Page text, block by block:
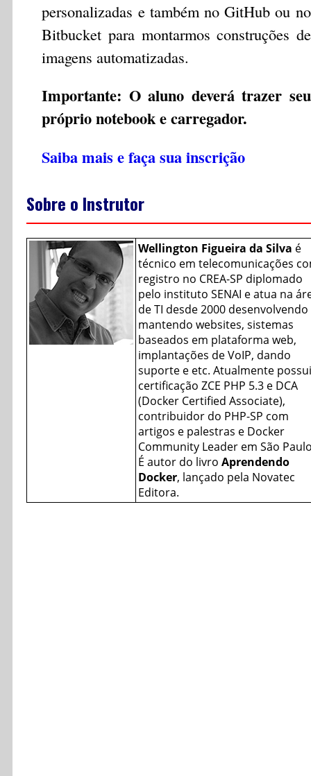
personalizadas e também no GitHub ou no
Bitbucket para montarmos construções de
imagens automatizadas.
Importante: O aluno deverá trazer seu
próprio notebook e carregador.
Saiba mais e faça sua inscrição
Sobre o Instrutor
Wellington Figueira da Silva é
técnico em telecomunicações
registro no CREA-SP diplomado
pelo instituto SENAI e atua na
de TI desde 2000 desenvolvendo
mantendo websites, sistemas
baseados em plataforma web,
implantações de VoIP, dando
suporte e etc. Atualmente possui
certificação ZCE PHP 5.3 e DCA
(Docker Certified Associate),
contribuidor do PHP-SP com
artigos e palestras e Docker
Community Leader em São
É autor do livro Aprendendo
Docker, lançado pela Novatec
Editora.